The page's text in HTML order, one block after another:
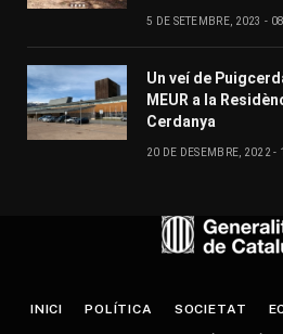
5 DE SETEMBRE, 2023 -
Un veí de
MEUR a la
Cerdanya
20 DE DESEMBRE, 2022 -
INICI POLÍTICA SOCIETAT